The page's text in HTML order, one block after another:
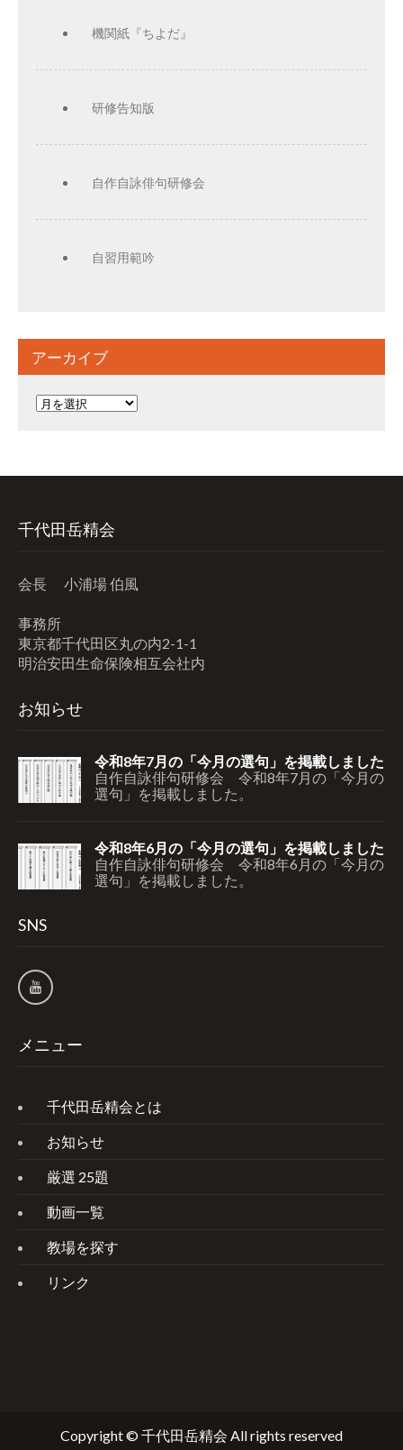
機関紙『ちよだ』
研修告知版
自作自詠俳句研修会
自習用範吟
アーカイブ
ア
ブ
千代田岳精会
会長 小浦場 伯風
事務所
東京都千代田区丸の内2-1-1
明治安田生命保険相互会社内
お知らせ
令和8年7月の「今月の選句」を掲載しました
自作自詠俳句研修会 令和8年7月の「今月の
選句」を掲載しました。
令和8年6月の「今月の選句」を掲載しました
自作自詠俳句研修会 令和8年6月の「今月の
選句」を掲載しました。
SNS
メニュー
千代田岳精会とは
お知らせ
厳選 25題
動画一覧
教場を探す
リンク
Copyright © 千代田岳精会 All rights reserved